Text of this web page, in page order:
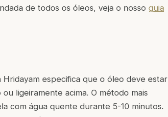
de todos os óleos, veja o nosso guia
especifica que o óleo deve estar
ligeiramente acima. O método mais
com água quente durante 5-10 minutos.